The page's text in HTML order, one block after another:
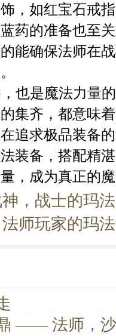
，如红宝石戒
药的准备也至
能确保法师在
也是魔法力量
集齐，都意味
追求极品装备
装备，搭配精
，成为真正的
，战士的玛
师玩家的玛
—— 法师，